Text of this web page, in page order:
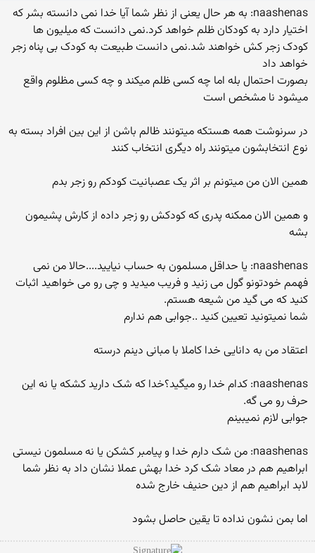
naashenas: به هر حال یعنی از نظر شما آیا خدا نمی دانسته بشر که
اختیار دارد به کودکان ظلم خواهد کرد.نمی دانست که میلیون ها
کودک زجر کش خواهند شد.نمی دانست طبیعت به کودک بی پناه زجر
خواهد داد
بصورت احتمال بله اما چه کسی ظلم میکند و چه کسی مظلوم واقع
میشود نا مشخص است
در سرنوشت همه هستکه میتونند ظالم باشن از این بین افراد بسته به
نوع انتخابشون میتونند راه دیگری انتخاب کنند
همین الان من میتونم بر اثر یک عصبانیت کودکم رو زجر بدم
و همین الان ممکنه پدری که کودکش رو زجر داده از کارش پشیمون
بشه
naashenas: یا حداقل مسلمون به حساب نیایید....حالا من نمی
فهمم خودتونو گول می زنید و فریب میدید و چی رو می خواهید اثبات
کنید که می گید من شیعه هستم.
شما نمیتونید تعیین کنید ..جوابی هم ندارم
اعتقاد من به دانایی خدا کاملا با مبانی دینم درسته
naashenas: کدام خدا رو میگید؟خدا که شک دارید کشکه یا نه این
حرف رو می گه.
جوابی لازم نمیبینم
naashenas: من شک دارم خدا و پیامبر کشکن یا نه مسلمون نیستی
ابراهیم هم در معاد شک کرد خدا بهش عملا نشان داد به نظر شما
لابد ابراهیم هم از دین حنیف خارج شده
اما بمن نشون نداده تا یقین حاصل بشود